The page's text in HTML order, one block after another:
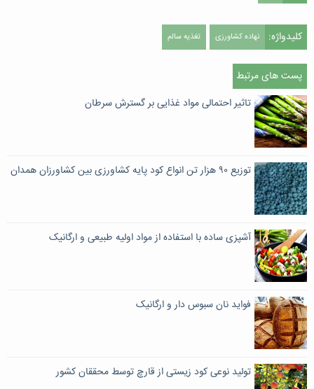
کلیدواژه: نهاده کشاورزی تغذیه سالم
پست های مرتبط
تاثیر احتمالی مواد غذایی بر گسترش سرطان
توزیع ۹۰ هزار تن انواع کود پایه کشاورزی بین کشاورزان همدان
آشپزی ساده با استفاده از مواد اولیه طبیعی و ارگانیک
فواید نان سبوس دار و ارگانیک
تولید نوعی کود زیستی از قارچ توسط محققان کشور